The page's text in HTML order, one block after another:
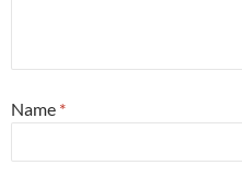
Name *